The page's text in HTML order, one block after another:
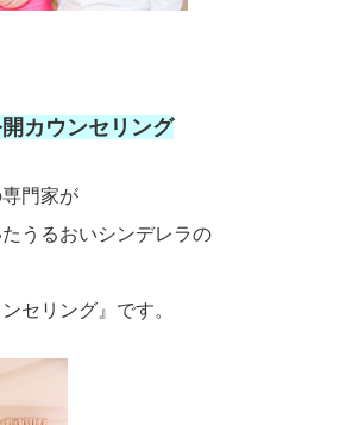
カウンセリング
門家が
うるおいシンデレラの
セリング』です。